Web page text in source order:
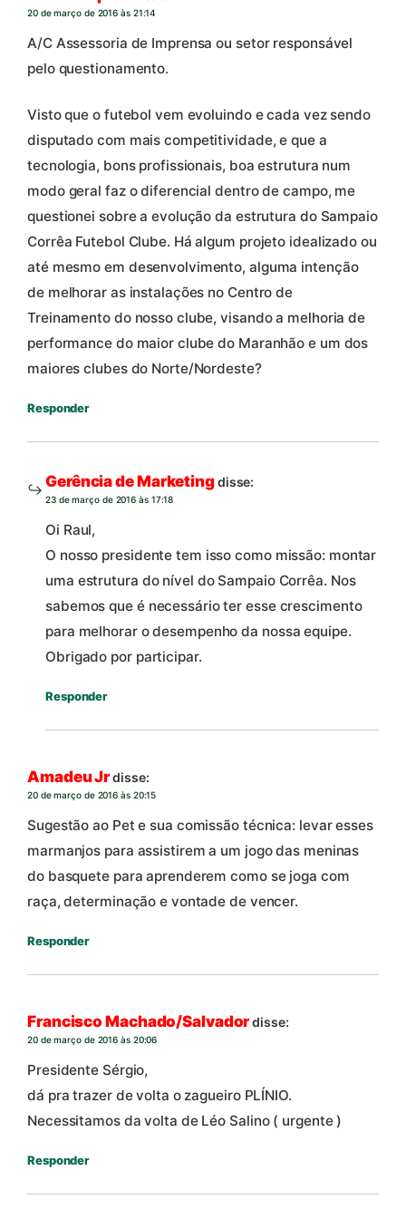
20 de março de 2016 às 21:14
A/C Assessoria de Imprensa ou setor responsável
pelo questionamento.
Visto que o futebol vem evoluindo e cada vez sendo
disputado com mais competitividade, e que a
tecnologia, bons profissionais, boa estrutura num
modo geral faz o diferencial dentro de campo, me
questionei sobre a evolução da estrutura do Sampaio
Corrêa Futebol Clube. Há algum projeto idealizado ou
até mesmo em desenvolvimento, alguma intenção
de melhorar as instalações no Centro de
Treinamento do nosso clube, visando a melhoria de
performance do maior clube do Maranhão e um dos
maiores clubes do Norte/Nordeste?
Responder
Gerência de Marketingdisse:
23 de março de 2016 às 17:18
Oi Raul,
O nosso presidente tem isso como missão: montar
uma estrutura do nível do Sampaio Corrêa. Nos
sabemos que é necessário ter esse crescimento
para melhorar o desempenho da nossa equipe.
Obrigado por participar.
Responder
Amadeu Jrdisse:
20 de março de 2016 às 20:15
Sugestão ao Pet e sua comissão técnica: levar esses
marmanjos para assistirem a um jogo das meninas
do basquete para aprenderem como se joga com
raça, determinação e vontade de vencer.
Responder
Francisco Machado/Salvadordisse:
20 de março de 2016 às 20:06
Presidente Sérgio,
dá pra trazer de volta o zagueiro PLÍNIO.
Necessitamos da volta de Léo Salino ( urgente )
Responder